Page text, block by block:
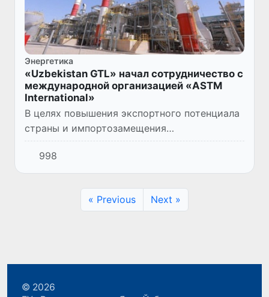
Энергетика
«Uzbekistan GTL» начал сотрудничество с
международной организацией «ASTM
International»
В целях повышения экспортного потенциала
страны и импортозамещения
углеводородной продукции завод
«Uzbekistan GTL» намерен выпускать и
поставлять на внутренний и внешние рынки
998
« Previous Next »
© 2026